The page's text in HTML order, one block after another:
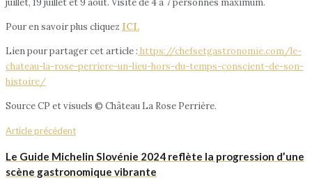
Pour en savoir plus cliquez ICI.
Lien pour partager cet article : https://chefsetgastronomie.com/le-
chateau-la-rose-perriere-un-lieu-hors-du-temps-conscient-de-son-
histoire/
Source CP et visuels © Château La Rose Perrière.
Article précédent
Le Guide Michelin Slovénie 2024 reflète la progression d’une
scène gastronomique vibrante